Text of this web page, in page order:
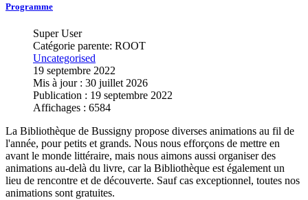
Programme
Super User
Catégorie parente: ROOT
Uncategorised
19 septembre 2022
Mis à jour : 30 juillet 2026
Publication : 19 septembre 2022
Affichages : 6584
La Bibliothèque de Bussigny propose diverses animations au fil de
l'année, pour petits et grands. Nous nous efforçons de mettre en
avant le monde littéraire, mais nous aimons aussi organiser des
animations au-delà du livre, car la Bibliothèque est également un
lieu de rencontre et de découverte. Sauf cas exceptionnel, toutes nos
animations sont gratuites.